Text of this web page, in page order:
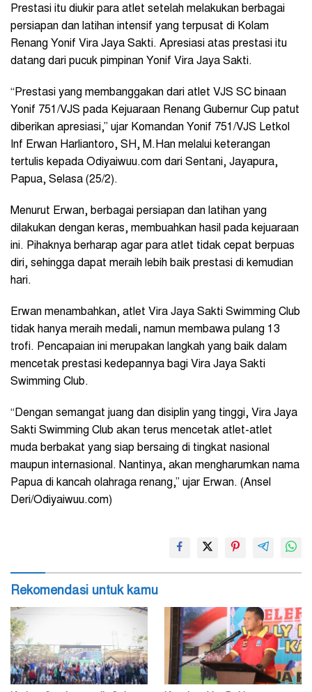
Prestasi itu diukir para atlet setelah melakukan berbagai
persiapan dan latihan intensif yang terpusat di Kolam
Renang Yonif Vira Jaya Sakti. Apresiasi atas prestasi itu
datang dari pucuk pimpinan Yonif Vira Jaya Sakti.
“Prestasi yang membanggakan dari atlet VJS SC binaan
Yonif 751/VJS pada Kejuaraan Renang Gubernur Cup patut
diberikan apresiasi,” ujar Komandan Yonif 751/VJS Letkol
Inf Erwan Harliantoro, SH, M.Han melalui keterangan
tertulis kepada Odiyaiwuu.com dari Sentani, Jayapura,
Papua, Selasa (25/2).
Menurut Erwan, berbagai persiapan dan latihan yang
dilakukan dengan keras, membuahkan hasil pada kejuaraan
ini. Pihaknya berharap agar para atlet tidak cepat berpuas
diri, sehingga dapat meraih lebih baik prestasi di kemudian
hari.
Erwan menambahkan, atlet Vira Jaya Sakti Swimming Club
tidak hanya meraih medali, namun membawa pulang 13
trofi. Pencapaian ini merupakan langkah yang baik dalam
mencetak prestasi kedepannya bagi Vira Jaya Sakti
Swimming Club.
“Dengan semangat juang dan disiplin yang tinggi, Vira Jaya
Sakti Swimming Club akan terus mencetak atlet-atlet
muda berbakat yang siap bersaing di tingkat nasional
maupun internasional. Nantinya, akan mengharumkan nama
Papua di kancah olahraga renang,” ujar Erwan. (Ansel
Deri/Odiyaiwuu.com)
Rekomendasi untuk kamu